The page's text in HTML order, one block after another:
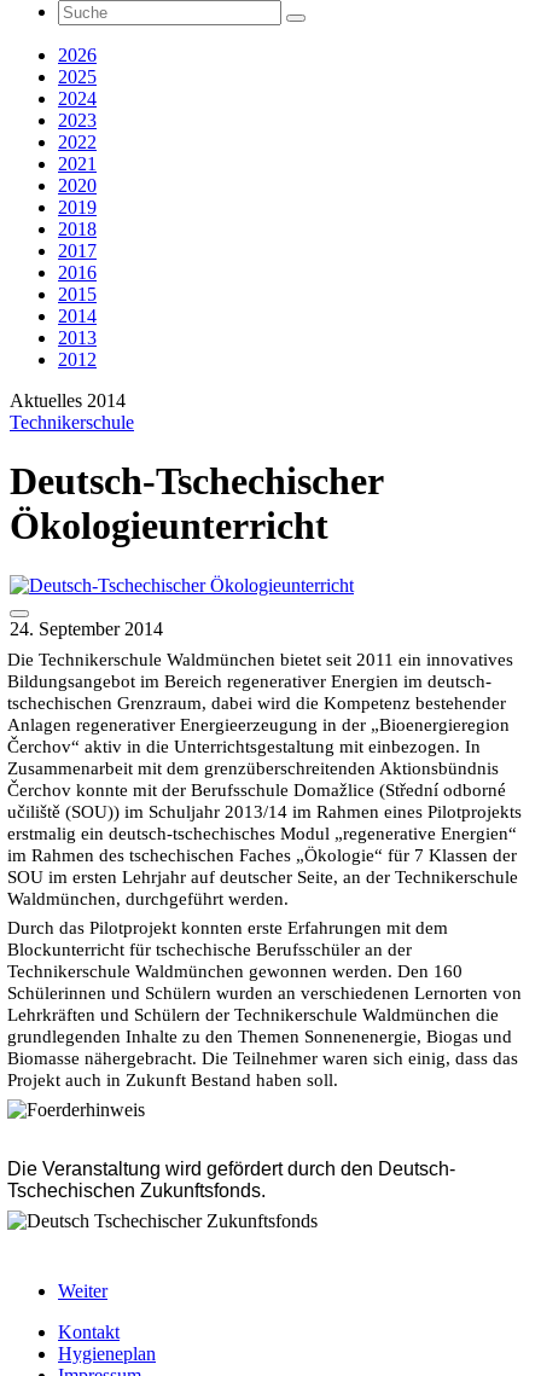
2026
2025
2024
2023
2022
2021
2020
2019
2018
2017
2016
2015
2014
2013
2012
Aktuelles 2014
Technikerschule
Deutsch-Tschechischer
Ökologieunterricht
24. September 2014
Die Technikerschule Waldmünchen bietet seit 2011 ein innovatives
Bildungsangebot im Bereich regenerativer Energien im deutsch-
tschechischen Grenzraum, dabei wird die Kompetenz bestehender
Anlagen regenerativer Energieerzeugung in der „Bioenergieregion
Čerchov“ aktiv in die Unterrichtsgestaltung mit einbezogen. In
Zusammenarbeit mit dem grenzüberschreitenden Aktionsbündnis
Čerchov konnte mit der Berufsschule Domažlice (Střední odborné
učiliště (SOU)) im Schuljahr 2013/14 im Rahmen eines Pilotprojekts
erstmalig ein deutsch-tschechisches Modul „regenerative Energien“
im Rahmen des tschechischen Faches „Ökologie“ für 7 Klassen der
SOU im ersten Lehrjahr auf deutscher Seite, an der Technikerschule
Waldmünchen, durchgeführt werden.
Durch das Pilotprojekt konnten erste Erfahrungen mit dem
Blockunterricht für tschechische Berufsschüler an der
Technikerschule Waldmünchen gewonnen werden. Den 160
Schülerinnen und Schülern wurden an verschiedenen Lernorten von
Lehrkräften und Schülern der Technikerschule Waldmünchen die
grundlegenden Inhalte zu den Themen Sonnenenergie, Biogas und
Biomasse nähergebracht. Die Teilnehmer waren sich einig, dass das
Projekt auch in Zukunft Bestand haben soll.
Die Veranstaltung wird gefördert durch den Deutsch-
Tschechischen Zukunftsfonds.
Weiter
Kontakt
Hygieneplan